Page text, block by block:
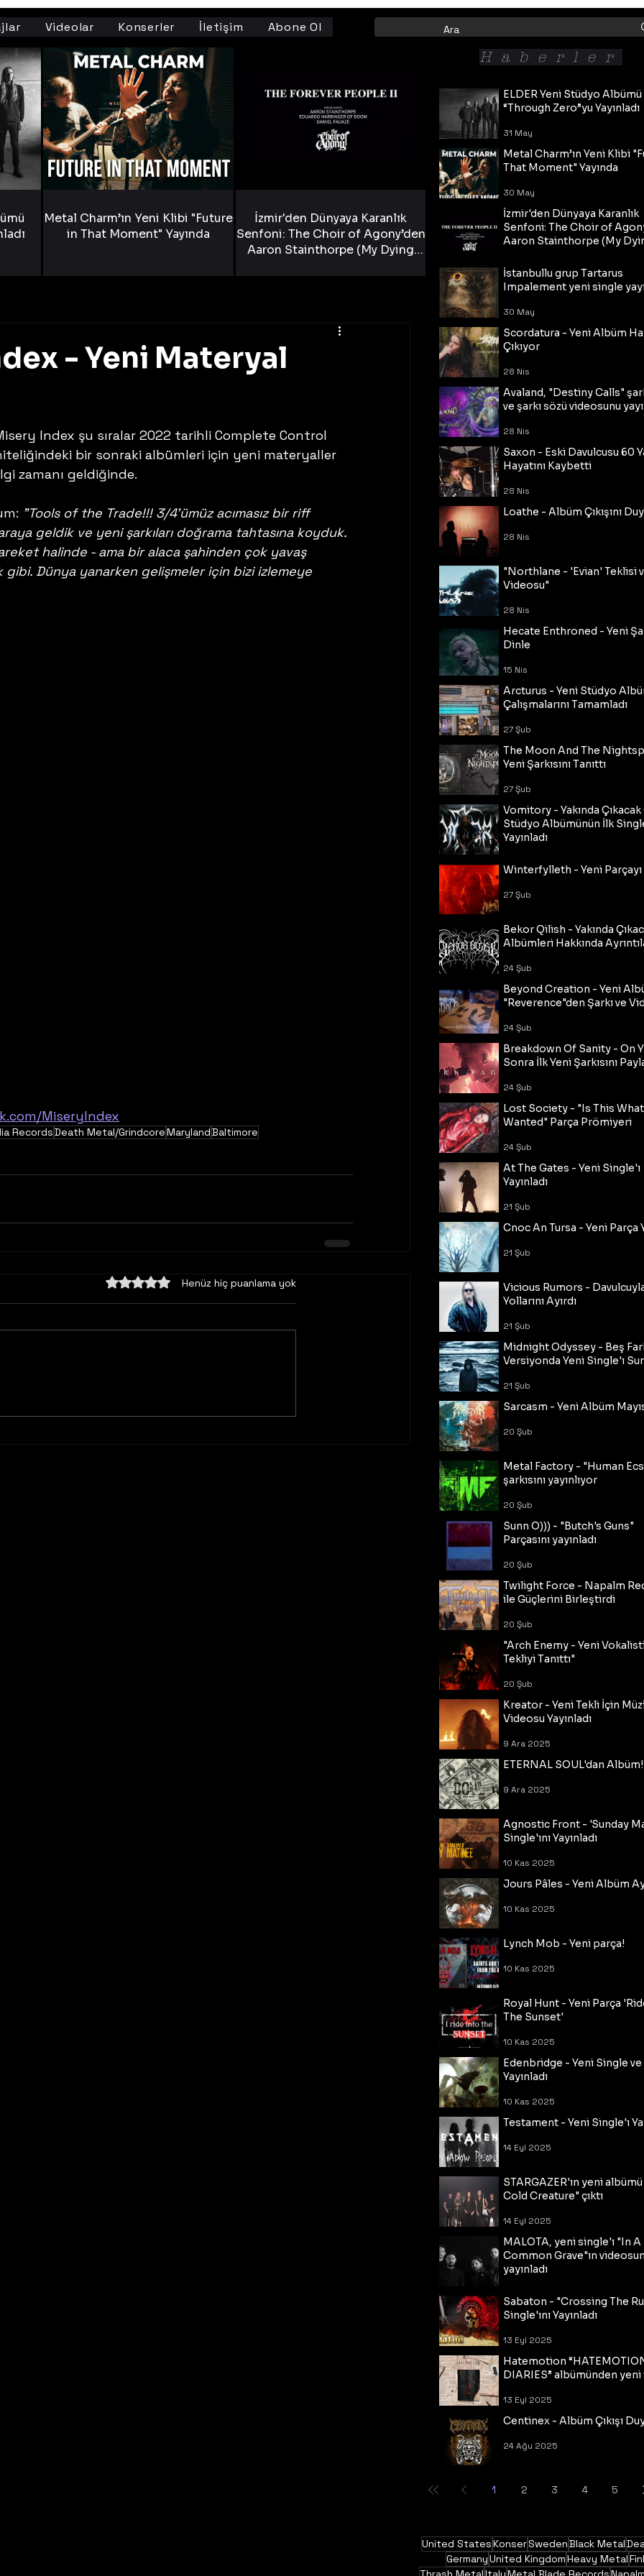
Videolar Konserler İletişim Abone Ol
- Yeni Materyal
Index şu sıralar 2022 tarihli Complete Control
bir sonraki albümleri için yeni materyaller
zamanı geldiğinde.
"Tools of the Trade!!! 3/4'ümüz acımasız bir riff
geldik ve yeni şarkıları doğrama tahtasına koyduk.
halinde - ama bir alaca şahinden çok yavaş
Dünya yanarken gelişmeler için bizi izlemeye
MiseryIndex
RecordsDeath Metal/GrindcoreMarylandBaltimore
5 üzerinden 0 yıldızHenüz hiç puanlama yok
Metal Charm’ın Yeni Klibi "Future
in That Moment" Yayında
İzmir'den Dünyaya Karanlık
Senfoni: The Choir of Agony’den
Aaron Stainthorpe (My Dying
ELDER Yeni Stüdyo Albümü
“Through Zero”yu Yayınladı
31 May
Metal Charm’ın Yeni Klibi
That Moment" Yayında
30 May
İzmir'den Dünyaya Karanlık
Senfoni: The Choir of
Aaron Stainthorpe (My
Tekli!
30 May
İstanbullu grup Tartarus
Impalement yeni single
30 May
Scordatura - Yeni Albüm
Çıkıyor
28 Nis
Avaland, "Destiny Calls"
ve şarkı sözü videosunu
28 Nis
Saxon - Eski Davulcusu 60
Hayatını Kaybetti
28 Nis
Loathe - Albüm Çıkışını
28 Nis
"Northlane - 'Evian' Teklisi
Videosu"
28 Nis
Hecate Enthroned - Yeni
Dinle
15 Nis
Arcturus - Yeni Stüdyo
Çalışmalarını Tamamladı
27 Şub
The Moon And The
Yeni Şarkısını Tanıttı
27 Şub
Vomitory - Yakında
Stüdyo Albümünün İlk
Yayınladı
Winterfylleth - Yeni Parçayı
27 Şub
Bekor Qilish - Yakında
Albümleri Hakkında
24 Şub
Beyond Creation - Yeni
"Reverence"den Şarkı ve
24 Şub
Breakdown Of Sanity - On
Sonra İlk Yeni Şarkısını
24 Şub
Lost Society - "Is This
Wanted" Parça Prömiyeri
24 Şub
At The Gates - Yeni Single'ı
Yayınladı
21 Şub
Cnoc An Tursa - Yeni Parça
21 Şub
Vicious Rumors -
Yollarını Ayırdı
21 Şub
Midnight Odyssey - Beş
Versiyonda Yeni Single'ı
21 Şub
Sarcasm - Yeni Albüm
20 Şub
Metal Factory - "Human
şarkısını yayınlıyor
20 Şub
Sunn O))) - "Butch's Guns"
Parçasını yayınladı
20 Şub
Twilight Force - Napalm
ile Güçlerini Birleştirdi
20 Şub
"Arch Enemy - Yeni
Tekliyi Tanıttı"
20 Şub
Kreator - Yeni Tekli İçin
Videosu Yayınladı
9 Ara 2025
ETERNAL SOUL'dan Albüm!
9 Ara 2025
Agnostic Front - 'Sunday
Single'ını Yayınladı
10 Kas 2025
Jours Pâles - Yeni Albüm
10 Kas 2025
Lynch Mob - Yeni parça!
10 Kas 2025
Royal Hunt - Yeni Parça
The Sunset'
10 Kas 2025
Edenbridge - Yeni Single
Yayınladı
10 Kas 2025
Testament - Yeni Single'ı
14 Eyl 2025
STARGAZER'ın yeni
Cold Creature" çıktı
14 Eyl 2025
MALOTA, yeni single'ı "In A
Common Grave"ın
yayınladı
Sabaton - "Crossing The
Single'ını Yayınladı
13 Eyl 2025
Hatemotion
DIARIES” albümünden
13 Eyl 2025
Centinex - Albüm Çıkışı
24 Ağu 2025
1 2 3 4 5
United StatesKonserSwedenBlack Metal
GermanyUnited KingdomHeavy Metal
Haberler